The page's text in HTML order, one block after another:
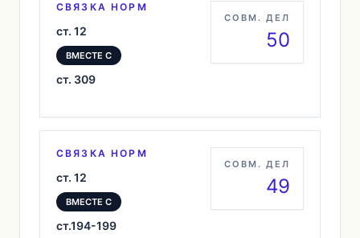
СВЯЗКА НОРМ
ст. 12
ВМЕСТЕ С
ст. 309
СОВМ. ДЕЛ
50
СВЯЗКА НОРМ
ст. 12
ВМЕСТЕ С
ст.194-199
СОВМ. ДЕЛ
49